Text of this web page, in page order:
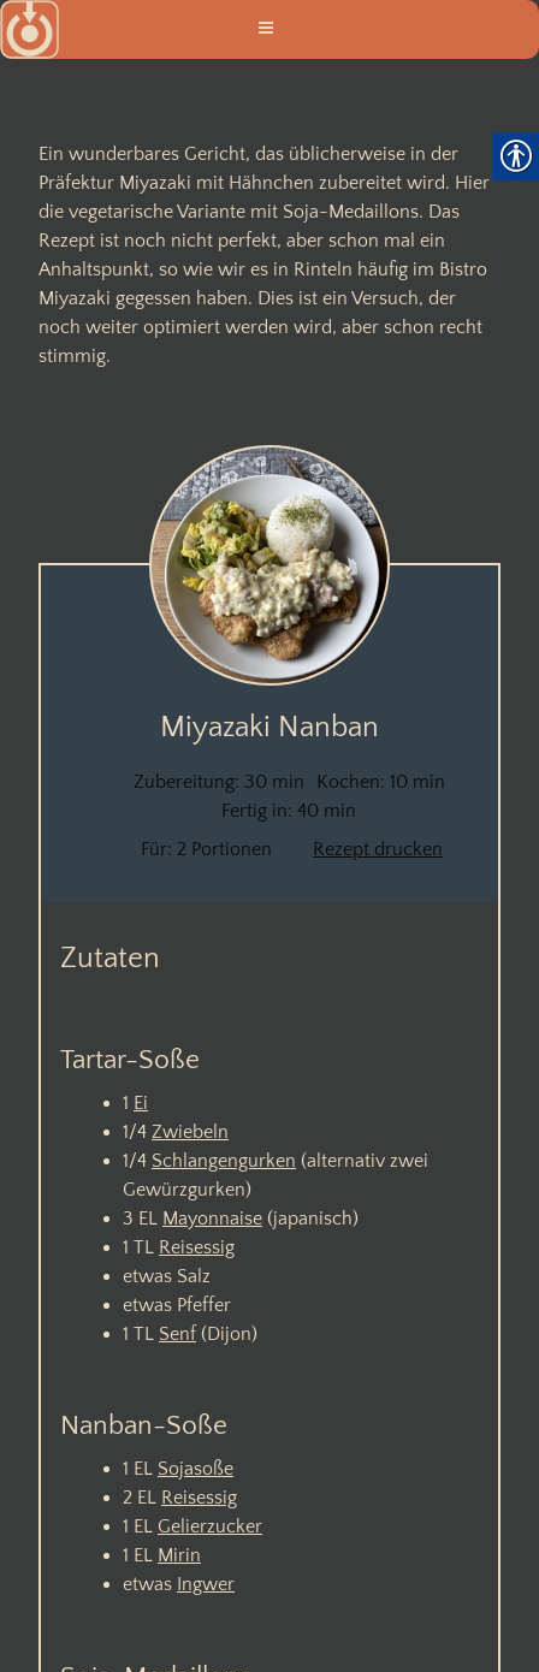
Zum
Inhalt
Ein wunderbares Gericht, das üblicherweise in der
Präfektur Miyazaki mit Hähnchen zubereitet wird. Hier
die vegetarische Variante mit Soja-Medaillons. Das
Rezept ist noch nicht perfekt, aber schon mal ein
Anhaltspunkt, so wie wir es in Rinteln häufig im Bistro
Miyazaki gegessen haben. Dies ist ein Versuch, der
noch weiter optimiert werden wird, aber schon recht
stimmig.
Miyazaki Nanban
Zubereitung: 30 min Kochen: 10 min
Fertig in: 40 min
Für: 2 Portionen Rezept drucken
Zutaten
Tartar-Soße
1 Ei
1/4 Zwiebeln
1/4 Schlangengurken (alternativ zwei
Gewürzgurken)
3 EL Mayonnaise (japanisch)
1 TL Reisessig
etwas Salz
etwas Pfeffer
1 TL Senf (Dijon)
Nanban-Soße
1 EL Sojasoße
2 EL Reisessig
1 EL Gelierzucker
1 EL Mirin
etwas Ingwer